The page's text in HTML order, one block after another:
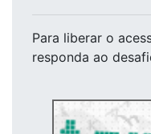
Para liberar o
responda ao